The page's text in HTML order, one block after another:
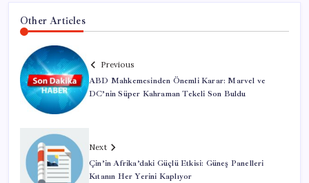
Other Articles
Previous
ABD Mahkemesinden Önemli Karar: Marvel ve
DC’nin Süper Kahraman Tekeli Son Buldu
Next
Çin’in Afrika’daki Güçlü Etkisi: Güneş Panelleri
Kıtanın Her Yerini Kaplıyor